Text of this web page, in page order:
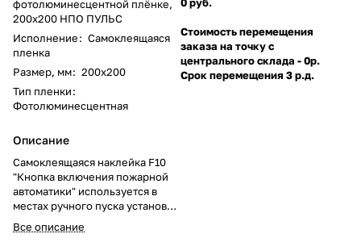
фотолюминесцентной плёнке,
200х200 НПО ПУЛЬС
Исполнение: Самоклеящаяся
пленка
Размер, мм: 200х200
Тип пленки:
Фотолюминесцентная
Описание
Самоклеящаяся наклейка F10
"Кнопка включения пожарной
автоматики" используется в
местах ручного пуска установок
пожарной сигнализации,
пожаротушения и (или) систем
Все описание
Стоимость перемещения
заказа на точку с
центрального склада - 0р.
Срок перемещения 3 р.д.